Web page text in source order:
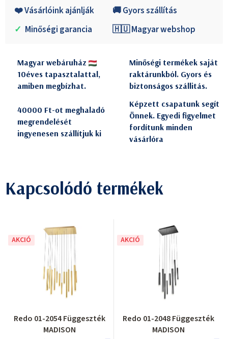
❤️ Vásárlóink ajánlják
🚚 Gyors szállítás
✓ Minőségi garancia 🇭🇺 Magyar webshop
Magyar webáruház
10éves tapasztalattal,
amiben megbízhat.
Minőségi termékek saját
raktárunkból. Gyors és
biztonságos szállitás.
40000 Ft-ot meghaladó
megrendelését
ingyenesen szállítjuk ki
Képzett csapatunk segít
Önnek. Egyedi figyelmet
fordítunk minden
vásárlóra
Kapcsolódó termékek
AKCIÓ
Redo 01-2054 Függeszték
MADISON
AKCIÓ
Redo 01-2048 Függeszték
MADISON